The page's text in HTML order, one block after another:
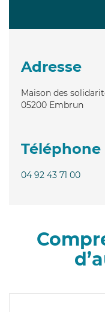
Adresse
Maison des
05200 Embrun
Téléphone
04 92 43 71 00